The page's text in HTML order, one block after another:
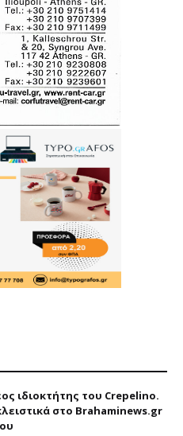
ιδιοκτήτης του Crepelino.
στο Brahaminews.gr